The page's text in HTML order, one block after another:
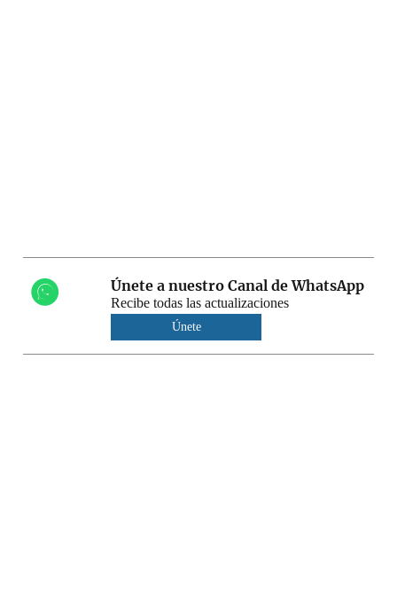
Únete a nuestro Canal de WhatsApp
Recibe todas las actualizaciones
Únete